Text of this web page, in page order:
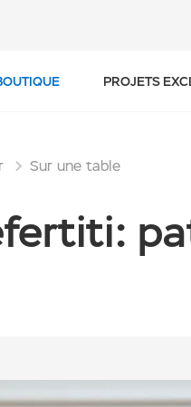
PROJETS
Sur une table